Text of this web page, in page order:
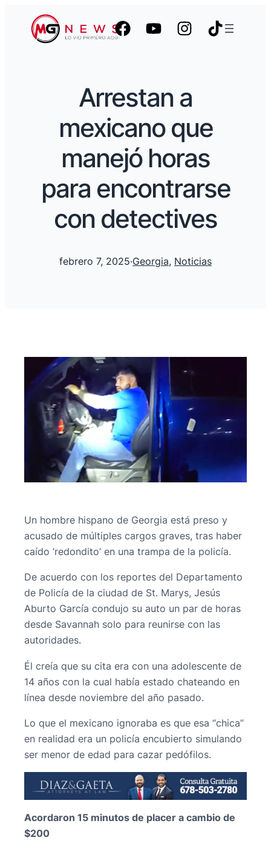
Arrestan a
mexicano que
manejó horas
para encontrarse
con detectives
febrero 7, 2025·Georgia, Noticias
Un hombre hispano de Georgia está preso y
acusado de múltiples cargos graves, tras haber
caído ‘redondito’ en una trampa de la policía.
De acuerdo con los reportes del Departamento
de Policía de la ciudad de St. Marys, Jesús
Aburto García condujo su auto un par de horas
desde Savannah solo para reunirse con las
autoridades.
Él creía que su cita era con una adolescente de
14 años con la cual había estado chateando en
línea desde noviembre del año pasado.
Lo que el mexicano ignoraba es que esa “chica”
en realidad era un policía encubierto simulando
ser menor de edad para cazar pedófilos.
Acordaron 15 minutos de placer a cambio de
$200